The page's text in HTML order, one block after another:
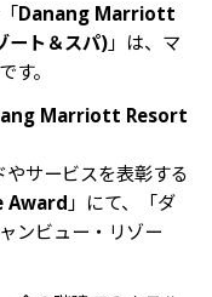
Danang Marriott
ート＆スパ)」は、マ
す。
Marriott Resort
サービスを表彰する
Award 」にて、「ダ
ンビュー・リゾー